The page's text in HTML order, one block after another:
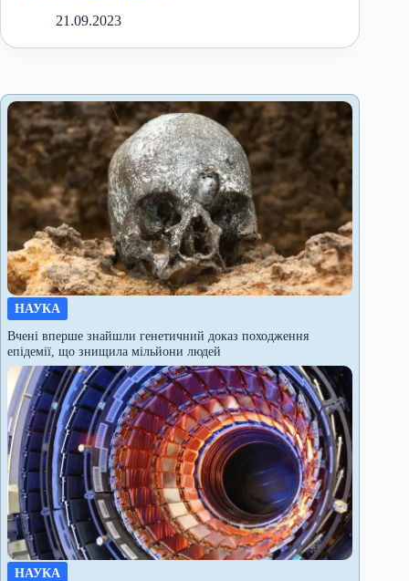
21.09.2023
НАУКА
Вчені вперше знайшли генетичний доказ походження
епідемії, що знищила мільйони людей
НАУКА